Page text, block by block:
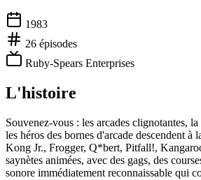
1983
26 épisodes
Ruby-Spears Enterprises
L'histoire
Souvenez-vous : les arcades clignotantes,
les héros des bornes d'arcade descendent
Kong Jr., Frogger, Q*bert, Pitfall!,
saynètes animées, avec des gags, des
sonore immédiatement reconnaissable qui